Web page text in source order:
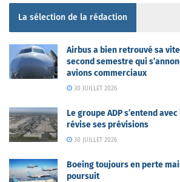
La sélection de la rédaction
Airbus a bien retrouvé sa
second semestre qui
avions commerciaux
30 JUILLET 2026
Le groupe ADP s’entend
révise ses prévisions
30 JUILLET 2026
Boeing toujours en perte
poursuit